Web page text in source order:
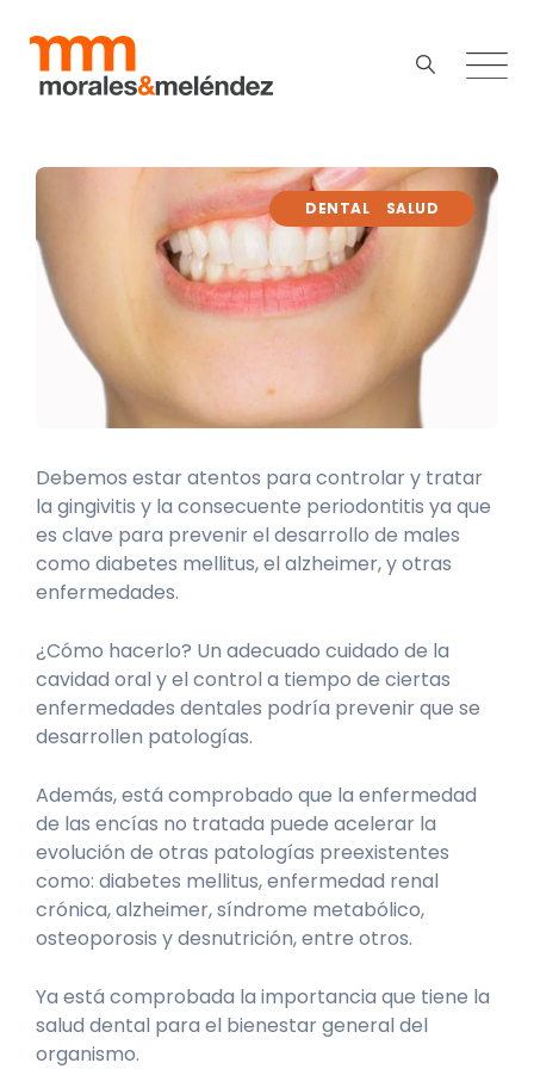
DENTAL SALUD
Debemos estar atentos para controlar y tratar
la gingivitis y la consecuente periodontitis ya que
es clave para prevenir el desarrollo de males
como diabetes mellitus, el alzheimer, y otras
enfermedades.
¿Cómo hacerlo? Un adecuado cuidado de la
cavidad oral y el control a tiempo de ciertas
enfermedades dentales podría prevenir que se
desarrollen patologías.
Además, está comprobado que la enfermedad
de las encías no tratada puede acelerar la
evolución de otras patologías preexistentes
como: diabetes mellitus, enfermedad renal
crónica, alzheimer, síndrome metabólico,
osteoporosis y desnutrición, entre otros.
Ya está comprobada la importancia que tiene la
salud dental para el bienestar general del
organismo.